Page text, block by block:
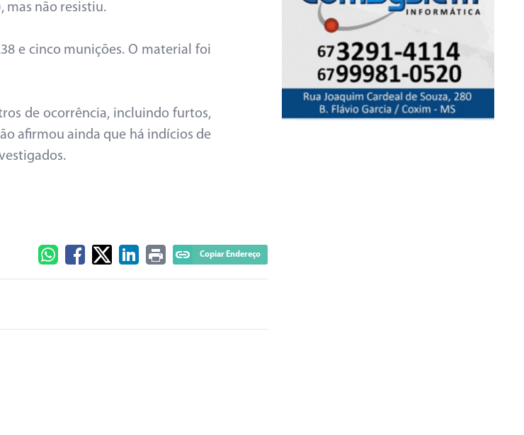
mas não resistiu.
e cinco munições. O material foi
de ocorrência, incluindo furtos,
afirmou ainda que há indícios de
Copiar Endereço